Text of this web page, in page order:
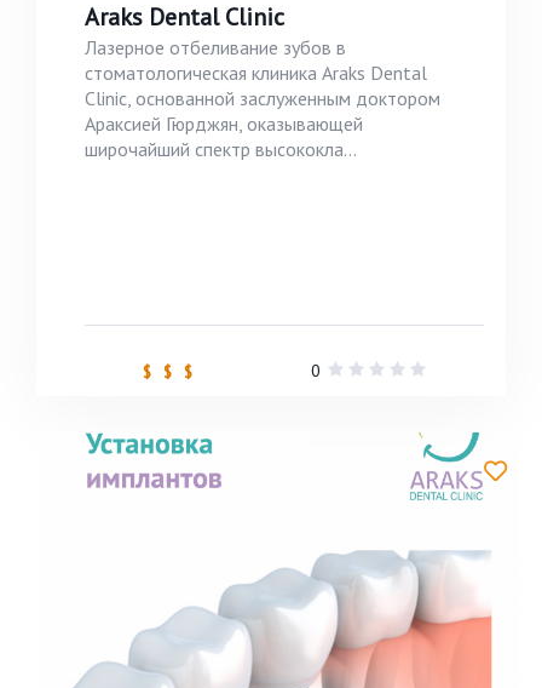
Araks Dental Clinic
Лазерное отбеливание зубов в
стоматологическая клиника Araks Dental
Clinic, основанной заслуженным доктором
Араксией Гюрджян, оказывающей
широчайший спектр высококла...
$ $ $ 0